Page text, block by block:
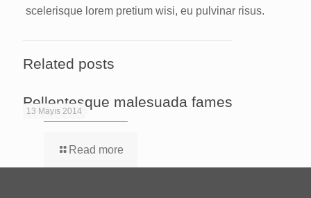
scelerisque lorem pretium wisi, eu pulvinar risus.
Related posts
13 Mayıs 2014
Pellentesque malesuada fames
Read more